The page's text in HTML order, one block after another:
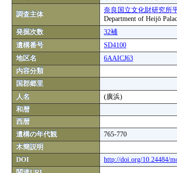
調査主体
奈良国立文化財研究所
Department of Heijō
発掘次数
32補
遺構番号
SD4100
地区名
6AAICJ63
内容分類
国郡郷里
人名
(廣浜)
和暦
西暦
遺構の年代観
765-770
木簡説明
DOI
http://doi.org/10.24484/